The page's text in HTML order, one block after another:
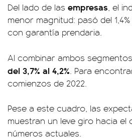
Del lado de las empresas, el
menor magnitud: pasó del
con garantía prendaria.
Al combinar ambos
del 3,7% al 4,2%. Para
comienzos de 2022.
Pese a este cuadro, las
muestran un leve giro hacia
números actuales.